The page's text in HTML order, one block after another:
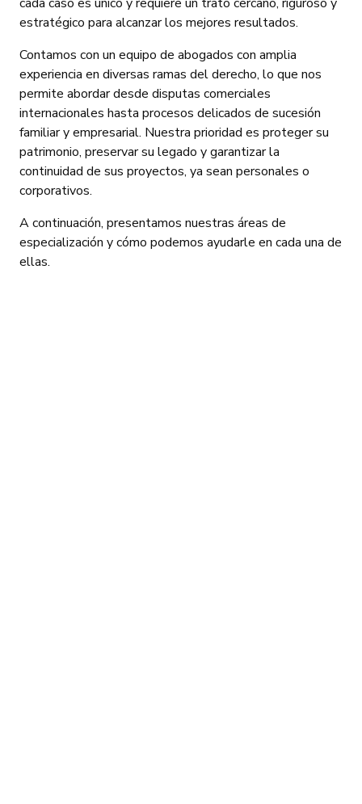
estratégico para alcanzar los mejores resultados.
Contamos con un equipo de abogados con amplia
experiencia en diversas ramas del derecho, lo que nos
permite abordar desde disputas comerciales
internacionales hasta procesos delicados de sucesión
familiar y empresarial. Nuestra prioridad es proteger su
patrimonio, preservar su legado y garantizar la
continuidad de sus proyectos, ya sean personales o
corporativos.
A continuación, presentamos nuestras áreas de
especialización y cómo podemos ayudarle en cada una de
ellas.